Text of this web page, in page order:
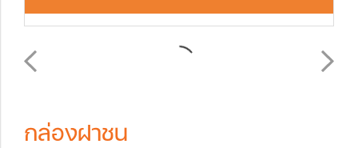
กล่องฝาชน